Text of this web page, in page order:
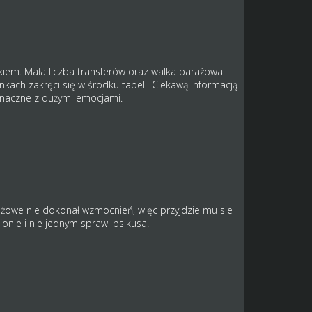
Mała liczba transferów oraz walka barażowa
zakręci się w środku tabeli. Ciekawą informacją
z dużymi emocjami.
nie dokonał wzmocnień, więc przyjdzie mu sie
i nie jednym sprawi psikusa!